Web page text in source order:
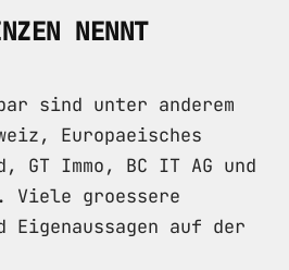
NENNT
sind unter anderem
Europaeisches
GT Immo, BC IT AG und
Viele groessere
Eigenaussagen auf der